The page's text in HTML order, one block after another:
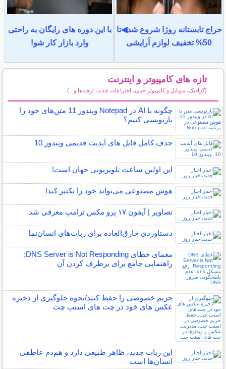
حراج تابستانه روژا شروع شد◀تا
50% تخفیف لوازم آرایشی
با این دوره های رایگان به راحتی
وارد بازار کار شو!
تازه های کامپیوتر و اینترنت
(گرافیک، موبایل و کامپیوتر جیبی، اختراعات جدید، ترفندها و...)
چگونه با AI در Notepad ویندوز 11 متن‌های خود را
بازنویسی کنیم؟
حذف کامل فایل های آپدیت قدیمی ویندوز 10
این اولین ساعت تلویزیونی جهان است!
هوش مصنوعی می‌تواند خود را تکثیر کند!
تصاویر | آیفون ۱۷ پرو مکس ترامپ معرفی شد
دستاوردی خارق‌العاده برای ربات‌های انسان‌نما
معمای خطای DNS Server is Not Responding:
راهنمایی جامع برای برطرف کردن آن
حریم خصوصی را حفظ کنید/نحوه جلوگیری از ذخیره
عکس های خود در چت های اسنپ چت
این ربات جدید، ظاهر طبیعی دارد و هم‌دم عاطفی
انسان‌ها است